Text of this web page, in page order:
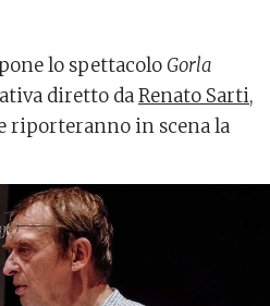
lo spettacoloGorla
diretto daRenato Sarti,
riporteranno in scena la